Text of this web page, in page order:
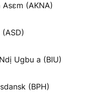
(AKNA)
Ugbu a (BIU)
(BPH)